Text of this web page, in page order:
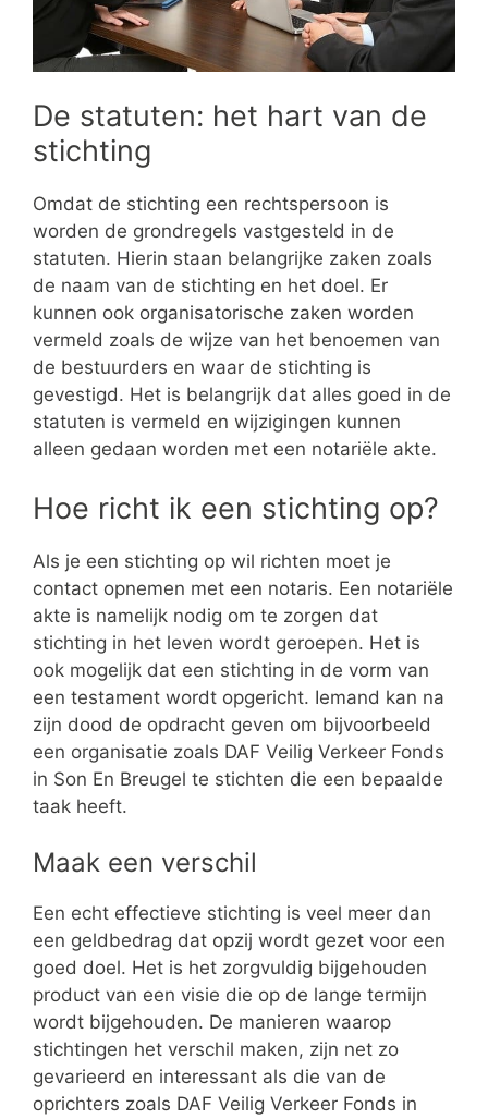
De statuten: het hart van de
stichting
Omdat de stichting een rechtspersoon is
worden de grondregels vastgesteld in de
statuten. Hierin staan belangrijke zaken zoals
de naam van de stichting en het doel. Er
kunnen ook organisatorische zaken worden
vermeld zoals de wijze van het benoemen van
de bestuurders en waar de stichting is
gevestigd. Het is belangrijk dat alles goed in de
statuten is vermeld en wijzigingen kunnen
alleen gedaan worden met een notariële akte.
Hoe richt ik een stichting op?
Als je een stichting op wil richten moet je
contact opnemen met een notaris. Een notariële
akte is namelijk nodig om te zorgen dat
stichting in het leven wordt geroepen. Het is
ook mogelijk dat een stichting in de vorm van
een testament wordt opgericht. Iemand kan na
zijn dood de opdracht geven om bijvoorbeeld
een organisatie zoals DAF Veilig Verkeer Fonds
in Son En Breugel te stichten die een bepaalde
taak heeft.
Maak een verschil
Een echt effectieve stichting is veel meer dan
een geldbedrag dat opzij wordt gezet voor een
goed doel. Het is het zorgvuldig bijgehouden
product van een visie die op de lange termijn
wordt bijgehouden. De manieren waarop
stichtingen het verschil maken, zijn net zo
gevarieerd en interessant als die van de
oprichters zoals DAF Veilig Verkeer Fonds in